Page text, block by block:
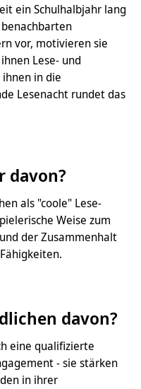
ein Schulhalbjahr lang
vor, motivieren sie
Lese- und
in die
Lesenacht rundet das
davon?
als "coole" Lese-
Weise zum
der Zusammenhalt
davon?
eine qualifizierte
- sie stärken
in ihrer